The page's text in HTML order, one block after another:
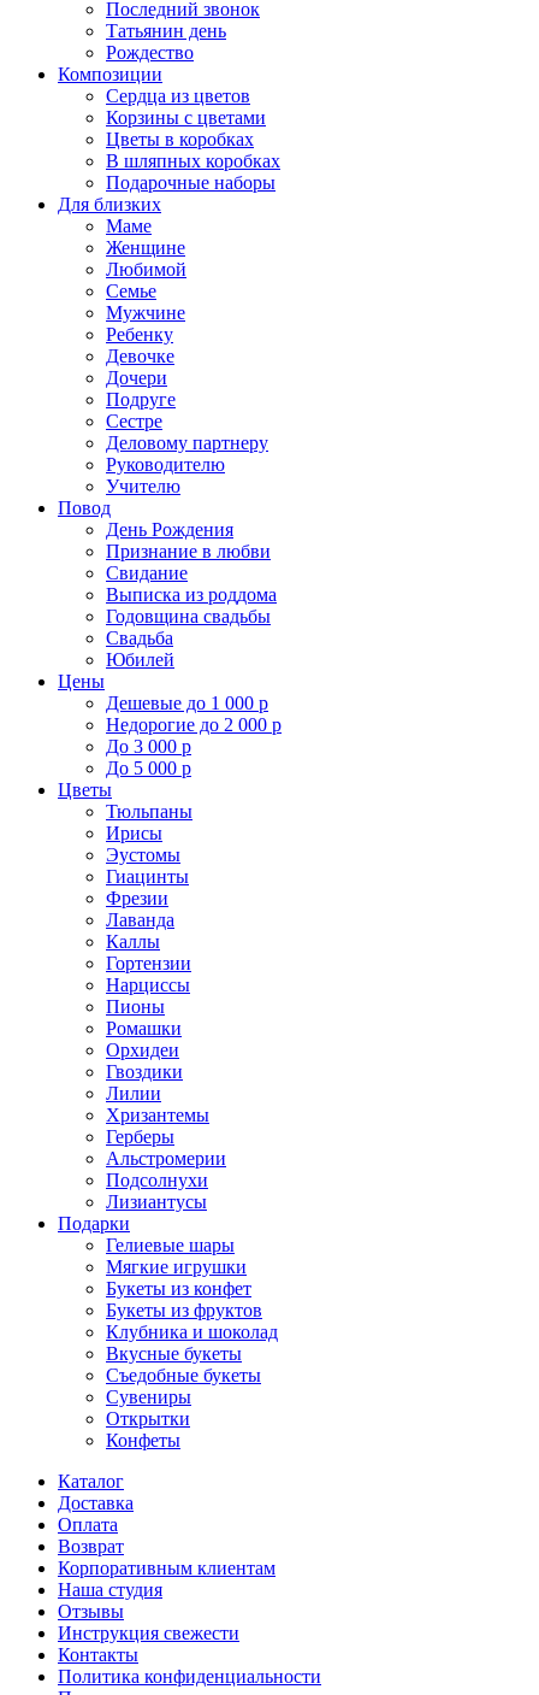
Последний звонок
Татьянин день
Рождество
Композиции
Сердца из цветов
Корзины с цветами
Цветы в коробках
В шляпных коробках
Подарочные наборы
Для близких
Маме
Женщине
Любимой
Семье
Мужчине
Ребенку
Девочке
Дочери
Подруге
Сестре
Деловому партнеру
Руководителю
Учителю
Повод
День Рождения
Признание в любви
Свидание
Выписка из роддома
Годовщина свадьбы
Свадьба
Юбилей
Цены
Дешевые до 1 000 р
Недорогие до 2 000 р
До 3 000 р
До 5 000 р
Цветы
Тюльпаны
Ирисы
Эустомы
Гиацинты
Фрезии
Лаванда
Каллы
Гортензии
Нарциссы
Пионы
Ромашки
Орхидеи
Гвоздики
Лилии
Хризантемы
Герберы
Альстромерии
Подсолнухи
Лизиантусы
Подарки
Гелиевые шары
Мягкие игрушки
Букеты из конфет
Букеты из фруктов
Клубника и шоколад
Вкусные букеты
Съедобные букеты
Сувениры
Открытки
Конфеты
Каталог
Доставка
Оплата
Возврат
Корпоративным клиентам
Наша студия
Отзывы
Инструкция свежести
Контакты
Политика конфиденциальности